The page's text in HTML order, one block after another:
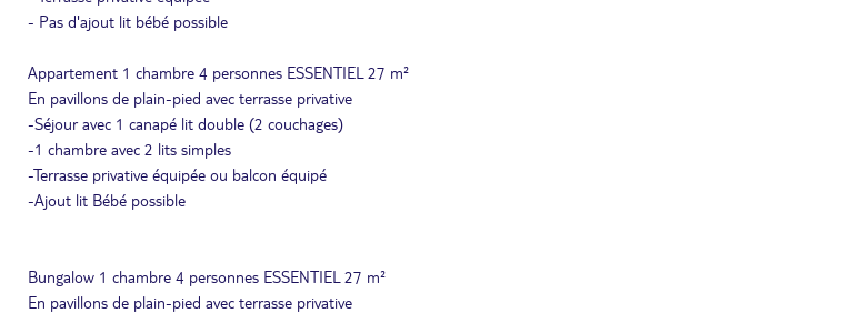
- Pas d'ajout lit bébé possible
Appartement 1 chambre 4 personnes ESSENTIEL 27 m²
En pavillons de plain-pied avec terrasse privative
-Séjour avec 1 canapé lit double (2 couchages)
-1 chambre avec 2 lits simples
-Terrasse privative équipée ou balcon équipé
-Ajout lit Bébé possible
Bungalow 1 chambre 4 personnes ESSENTIEL 27 m²
En pavillons de plain-pied avec terrasse privative